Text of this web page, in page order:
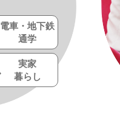
電車・地下鉄
通学
実家
暮らし